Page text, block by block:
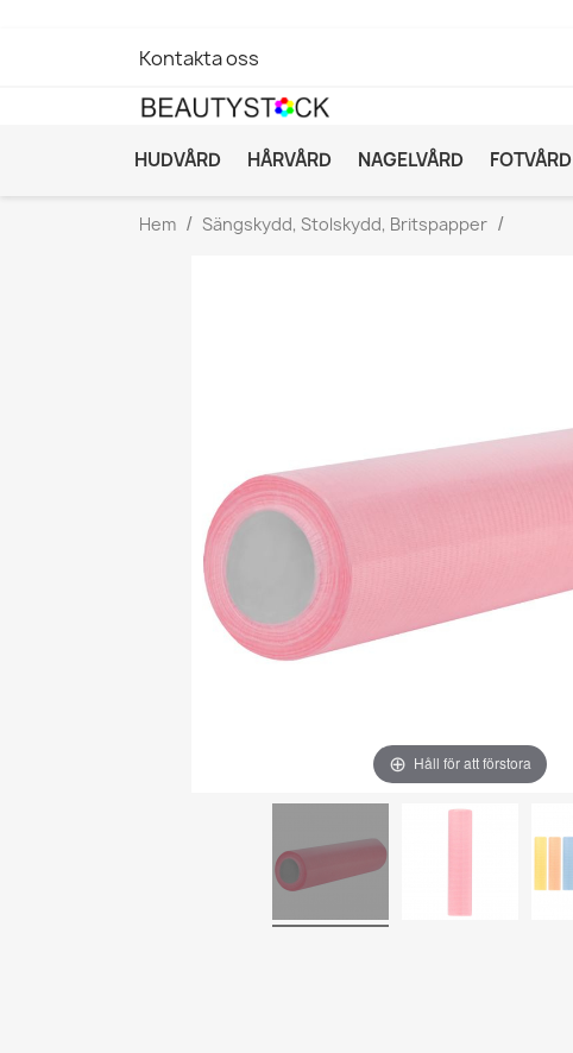
Kontakta oss
HUDVÅRD HÅRVÅRD NAGELVÅRD FOTVÅRD
Hem Sängskydd, Stolskydd, Britspapper
Håll för att förstora